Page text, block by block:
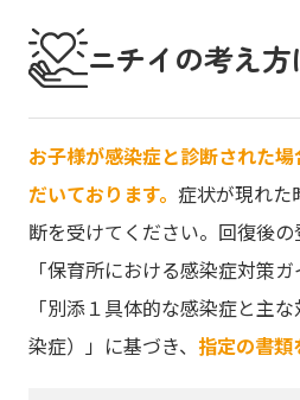
ニチイの考え方
お子様が感染症と診断された
だいております。 症状が現れた
断を受けてください。回復後
「保育所における感染症対策
「別添１具体的な感染症と主
染症）」に基づき、 指定の書類